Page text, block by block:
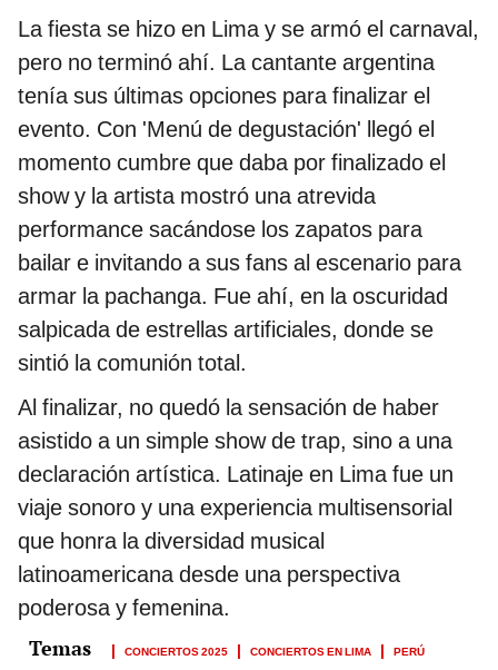
La fiesta se hizo en Lima y se armó el carnaval,
pero no terminó ahí. La cantante argentina
tenía sus últimas opciones para finalizar el
evento. Con 'Menú de degustación' llegó el
momento cumbre que daba por finalizado el
show y la artista mostró una atrevida
performance sacándose los zapatos para
bailar e invitando a sus fans al escenario para
armar la pachanga. Fue ahí, en la oscuridad
salpicada de estrellas artificiales, donde se
sintió la comunión total.
Al finalizar, no quedó la sensación de haber
asistido a un simple show de trap, sino a una
declaración artística. Latinaje en Lima fue un
viaje sonoro y una experiencia multisensorial
que honra la diversidad musical
latinoamericana desde una perspectiva
poderosa y femenina.
CONCIERTOS 2025 CONCIERTOS EN LIMA PERÚ